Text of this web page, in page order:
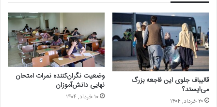
قالیباف جلوی این فاجعه بزرگ
می‌ایستد؟
۲۰ خرداد, ۱۴۰۴
وضعیت نگران‌کننده نمرات امتحان
نهایی دانش‌آموزان
۱۰ خرداد, ۱۴۰۴